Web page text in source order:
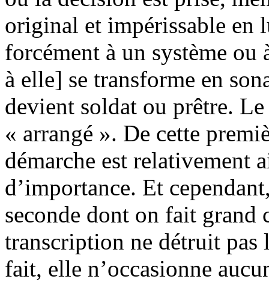
original et impérissable en
forcément à un système ou
à elle] se transforme en
devient soldat ou prêtre.
« arrangé ». De cette
démarche est relativement
d’importance. Et
seconde dont on fait grand
transcription ne détruit pas
fait, elle n’occasionne